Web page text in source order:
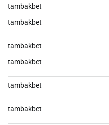
tambakbet
tambakbet
tambakbet
tambakbet
tambakbet
tambakbet